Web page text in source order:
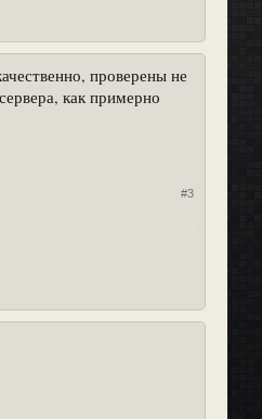
проверены не
как примерно
#3